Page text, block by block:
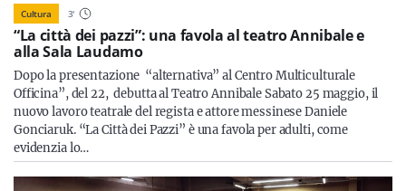
Cultura 3'
“La città dei pazzi”: una favola al teatro Annibale e
alla Sala Laudamo
Dopo la presentazione “alternativa” al Centro Multiculturale
Officina”, del 22, debutta al Teatro Annibale Sabato 25 maggio, il
nuovo lavoro teatrale del regista e attore messinese Daniele
Gonciaruk. “La Città dei Pazzi” è una favola per adulti, come
evidenzia lo…